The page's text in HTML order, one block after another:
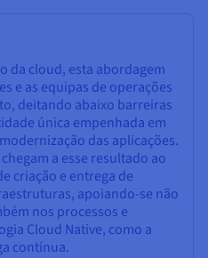
da cloud, esta abordagem
e as equipas de operações
deitando abaixo barreiras
única empenhada em
das aplicações.
a esse resultado ao
criação e entrega de
apoiando-se não
nos processos e
Cloud Native, como a
contínua.